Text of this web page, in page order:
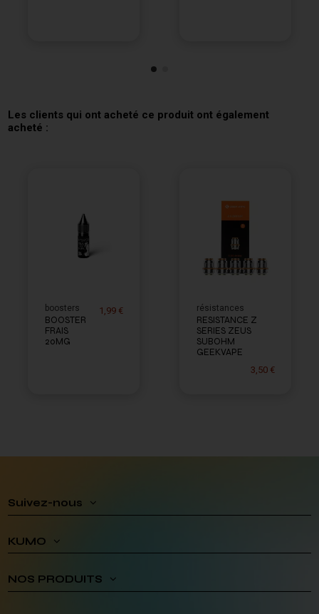
Les clients qui ont acheté ce produit ont également
acheté :
boosters
BOOSTER
FRAIS
20MG
1,99 € résistances
RESISTANCE Z
SERIES ZEUS
SUBOHM
GEEKVAPE
3,50 €
Suivez-nous
KUMO
NOS PRODUITS